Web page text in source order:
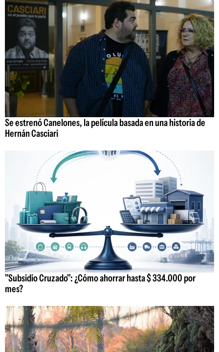
Se estrenó Canelones, la película basada en una historia de
Hernán Casciari
"Subsidio Cruzado": ¿Cómo ahorrar hasta $ 334.000 por
mes?